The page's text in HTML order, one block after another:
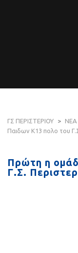
ΓΣ ΠΕΡΙΣΤΕΡΙΟΥ > ΝΕΑ
Παιδων Κ13 πολο του
Πρώτη η
Γ.Σ.